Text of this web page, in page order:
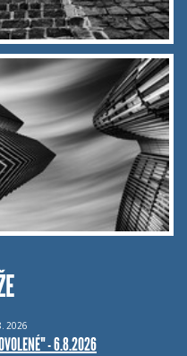
2026
- 6.8.2026